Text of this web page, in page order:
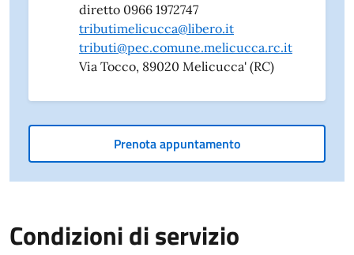
diretto 0966 1972747
tributimelicucca@libero.it
tributi@pec.comune.melicucca.rc.it
Via Tocco, 89020 Melicucca' (RC)
Prenota appuntamento
Condizioni di servizio